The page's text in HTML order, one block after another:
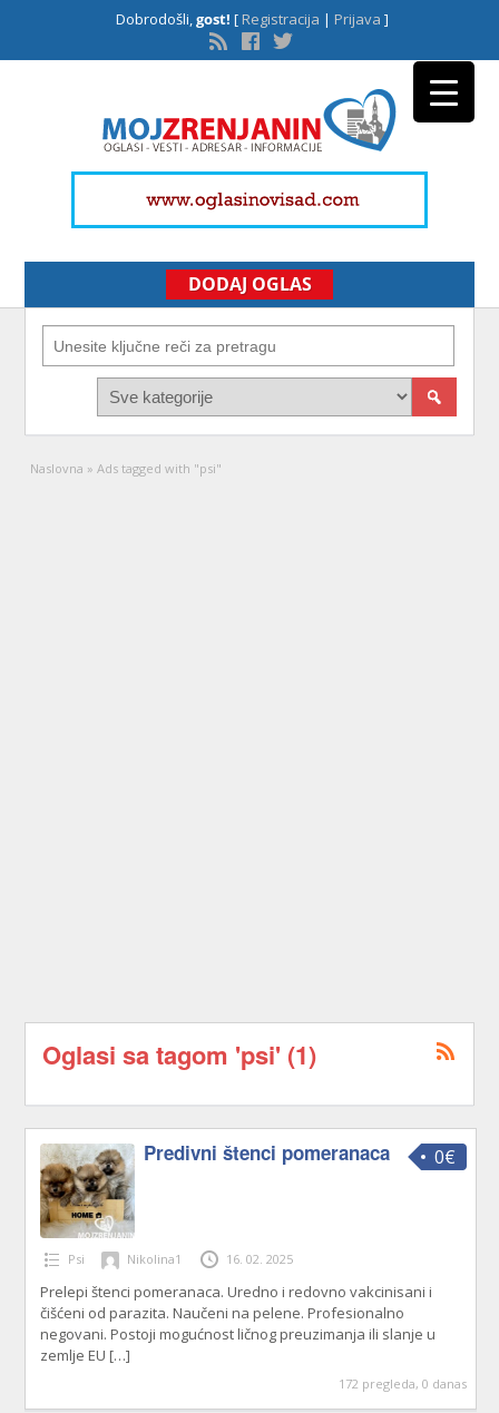
Dobrodošli,gost! [Registracija | Prijava ]
DODAJ OGLAS
Naslovna » Ads tagged with "psi"
Oglasi sa tagom 'psi' (1)
0€
Predivni štenci pomeranaca
Psi Nikolina1 16. 02. 2025
Prelepi štenci pomeranaca. Uredno i redovno vakcinisani i
čišćeni od parazita. Naučeni na pelene. Profesionalno
negovani. Postoji mogućnost ličnog preuzimanja ili slanje u
zemlje EU […]
172 pregleda, 0 danas